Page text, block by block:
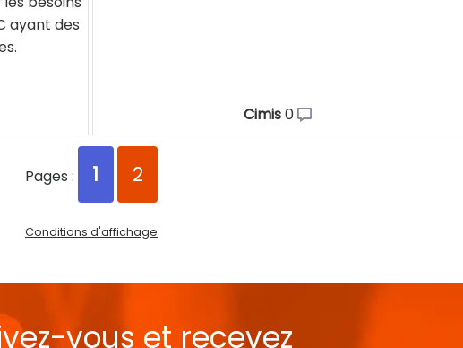
ayant des
Cimis0
Pages : 1 2
Conditions d'affichage
vous et recevez